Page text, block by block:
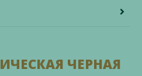
ЧЕРНАЯ